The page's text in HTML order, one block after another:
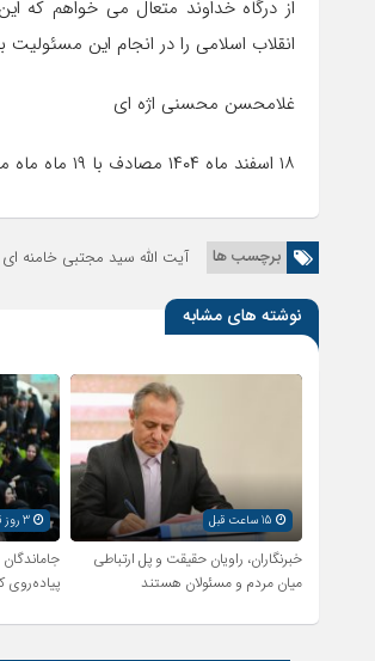
از درگاه خداوند متعال می خواهم که
انقلاب اسلامی را در انجام این مسئولیت
غلامحسن محسنی اژه ای
۱۸ اسفند ماه ۱۴۰۴ مصادف با ۱۹ ماه ماه مبارک رمضان ۱۴۴۷
برچسب ها آیت الله سید مجتبی خامنه ای
نوشته های مشابه
خبرنگاران، راویان حقیقت و پل ارتباطی
میان مردم و مسئولان هستند
3 روز قبل
جاماندگان
پیاده‌روی